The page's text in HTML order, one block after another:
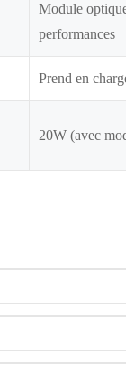
Module
performances
Prend en
20W (avec